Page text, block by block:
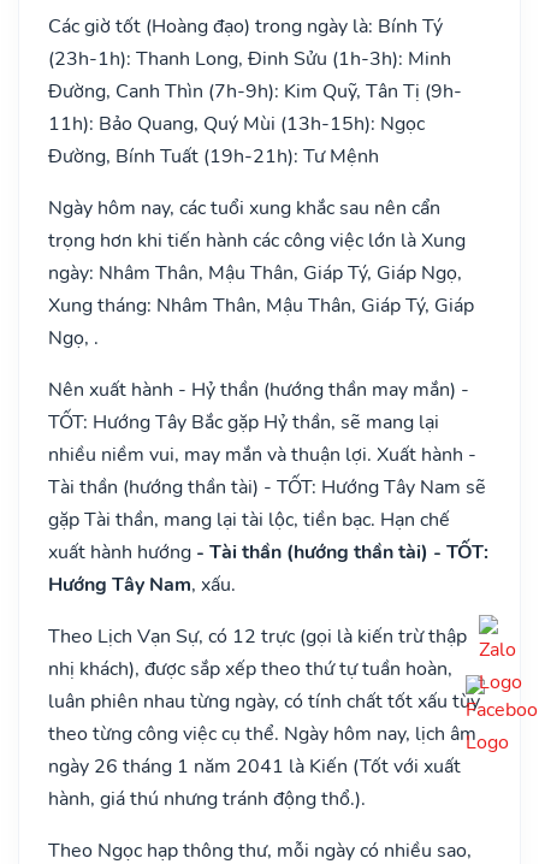
Các giờ tốt (Hoàng đạo) trong ngày là: Bính Tý
(23h-1h): Thanh Long, Đinh Sửu (1h-3h): Minh
Đường, Canh Thìn (7h-9h): Kim Quỹ, Tân Tị (9h-
11h): Bảo Quang, Quý Mùi (13h-15h): Ngọc
Đường, Bính Tuất (19h-21h): Tư Mệnh
Ngày hôm nay, các tuổi xung khắc sau nên cẩn
trọng hơn khi tiến hành các công việc lớn là Xung
ngày: Nhâm Thân, Mậu Thân, Giáp Tý, Giáp Ngọ,
Xung tháng: Nhâm Thân, Mậu Thân, Giáp Tý, Giáp
Ngọ, .
Nên xuất hành - Hỷ thần (hướng thần may mắn) -
TỐT: Hướng Tây Bắc gặp Hỷ thần, sẽ mang lại
nhiều niềm vui, may mắn và thuận lợi. Xuất hành -
Tài thần (hướng thần tài) - TỐT: Hướng Tây Nam sẽ
gặp Tài thần, mang lại tài lộc, tiền bạc. Hạn chế
xuất hành hướng - Tài thần (hướng thần tài) - TỐT:
Hướng Tây Nam, xấu.
Theo Lịch Vạn Sự, có 12 trực (gọi là kiến trừ thập
nhị khách), được sắp xếp theo thứ tự tuần hoàn,
luân phiên nhau từng ngày, có tính chất tốt xấu tùy
theo từng công việc cụ thể. Ngày hôm nay, lịch âm
ngày 26 tháng 1 năm 2041 là Kiến (Tốt với xuất
hành, giá thú nhưng tránh động thổ.).
Theo Ngọc hạp thông thư, mỗi ngày có nhiều sao,